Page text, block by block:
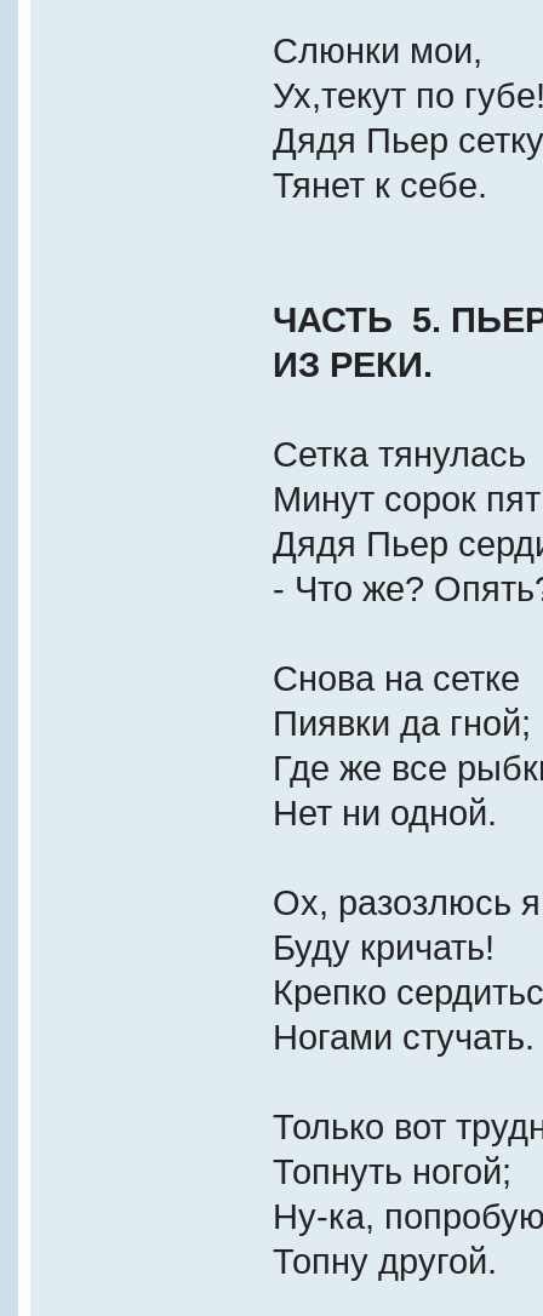
Слюнки мои,
Ух,текут по
Дядя Пьер сетку
Тянет к себе.
ЧАСТЬ 5.
ИЗ РЕКИ.
Сетка тянулась
Минут сорок
Дядя Пьер
- Что же?
Cнова на сетке
Пиявки да гной;
Где же все
Нет ни одной.
Ох, разозлюсь
Буду кричать!
Крепко
Ногами стучать.
Только вот
Топнуть ногой;
Ну-ка,
Топну другой.